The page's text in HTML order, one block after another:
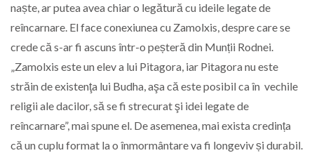
naște, ar putea avea chiar o legătură cu ideile legate de
reîncarnare. El face conexiunea cu Zamolxis, despre care se
crede că s-ar fi ascuns într-o peșteră din Munții Rodnei.
„Zamolxis este un elev a lui Pitagora, iar Pitagora nu este
străin de existenţa lui Budha, aşa că este posibil ca în vechile
religii ale dacilor, să se fi strecurat şi idei legate de
reîncarnare”, mai spune el. De asemenea, mai exista credința
că un cuplu format la o înmormântare va fi longeviv și durabil.